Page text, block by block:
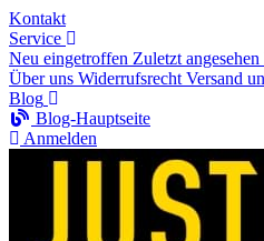
Kontakt
Service
Neu eingetroffen Zuletzt angesehen
Über uns Widerrufsrecht Versand
Blog
Blog-Hauptseite
Anmelden